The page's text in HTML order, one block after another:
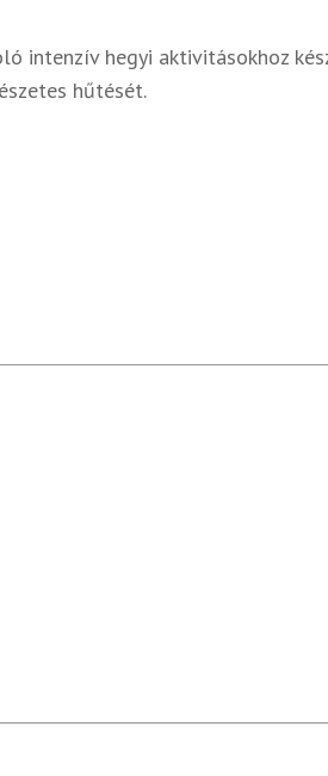
intenzív hegyi aktivitásokhoz
hűtését.